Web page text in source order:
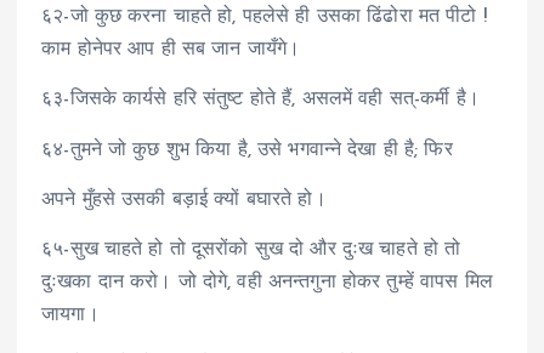
६२-जो कुछ करना चाहते हो, पहलेसे ही उसका ढिंढोरा मत पीटो !
काम होनेपर आप ही सब जान जायँगे।
६३-जिसके कार्यसे हरि संतुष्ट होते हैं, असलमें वही सत्-कर्मी है।
६४-तुमने जो कुछ शुभ किया है, उसे भगवान्ने देखा ही है; फिर
अपने मुँहसे उसकी बड़ाई क्यों बघारते हो।
६५-सुख चाहते हो तो दूसरोंको सुख दो और दुःख चाहते हो तो
दुःखका दान करो। जो दोगे, वही अनन्तगुना होकर तुम्हें वापस मिल
जायगा।